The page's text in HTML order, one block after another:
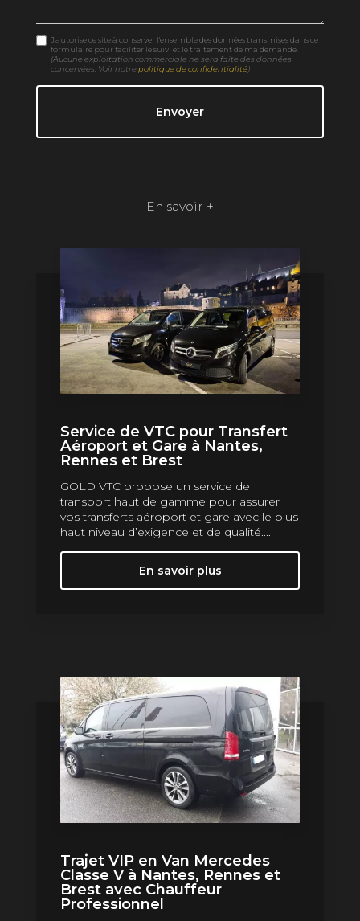
J'autorise ce site à conserver l'ensemble des données transmises dans ce
formulaire pour faciliter le suivi et le traitement de ma demande.
(Aucune exploitation commerciale ne sera faite des données
concervées. Voir notrepolitique de confidentialité)
En savoir +
Service de VTC pour Transfert
Aéroport et Gare à Nantes,
Rennes et Brest
GOLD VTC propose un service de
transport haut de gamme pour assurer
vos transferts aéroport et gare avec le plus
haut niveau d’exigence et de qualité....
En savoir plus
Trajet VIP en Van Mercedes
Classe V à Nantes, Rennes et
Brest avec Chauffeur
Professionnel